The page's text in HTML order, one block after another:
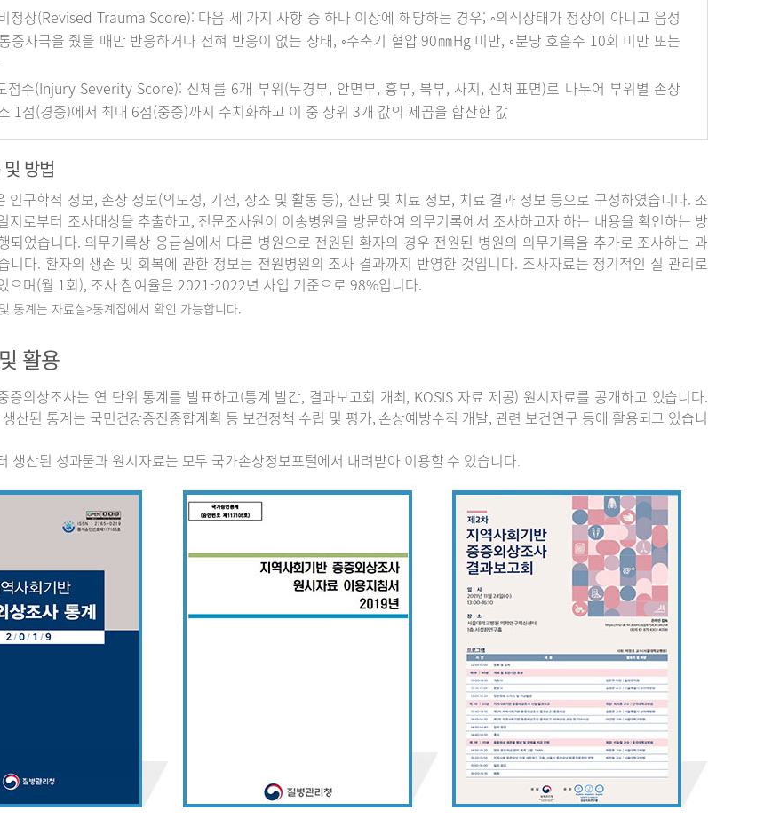
정상(Revised Trauma Score): 다음 세 가지 사항 중 하나 이상에 해당하는 경우; ◦의식상태가 정상이 아니고 음성
증자극을 줬을 때만 반응하거나 전혀 반응이 없는 상태, ◦수축기 혈압 90㎜Hg 미만, ◦분당 호흡수 10회 미만 또는
점수(Injury Severity Score): 신체를 6개 부위(두경부, 안면부, 흉부, 복부, 사지, 신체표면)로 나누어 부위별 손상
1점(경증)에서 최대 6점(중증)까지 수치화하고 이 중 상위 3개 값의 제곱을 합산한 값
방법
인구학적 정보, 손상 정보(의도성, 기전, 장소 및 활동 등), 진단 및 치료 정보, 치료 결과 정보 등으로 구성하였습니다. 조
지로부터 조사대상을 추출하고, 전문조사원이 이송병원을 방문하여 의무기록에서 조사하고자 하는 내용을 확인하는 방
되었습니다. 의무기록상 응급실에서 다른 병원으로 전원된 환자의 경우 전원된 병원의 의무기록을 추가로 조사하는 과
니다. 환자의 생존 및 회복에 관한 정보는 전원병원의 조사 결과까지 반영한 것입니다. 조사자료는 정기적인 질 관리로
으며(월 1회), 조사 참여율은 2021-2022년 사업 기준으로 98%입니다.
통계는 자료실>통계집에서 확인 가능합니다.
활용
증외상조사는 연 단위 통계를 발표하고(통계 발간, 결과보고회 개최, KOSIS 자료 제공) 원시자료를 공개하고 있습니다.
산된 통계는 국민건강증진종합계획 등 보건정책 수립 및 평가, 손상예방수칙 개발, 관련 보건연구 등에 활용되고 있습니
생산된 성과물과 원시자료는 모두 국가손상정보포털에서 내려받아 이용할 수 있습니다.